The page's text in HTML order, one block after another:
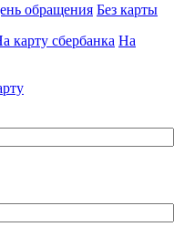
обращения Без карты
карту сбербанка На